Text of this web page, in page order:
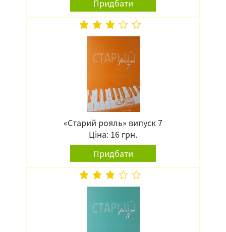
Придбати
«Старий рояль» випуск 7
Ціна: 16 грн.
Придбати